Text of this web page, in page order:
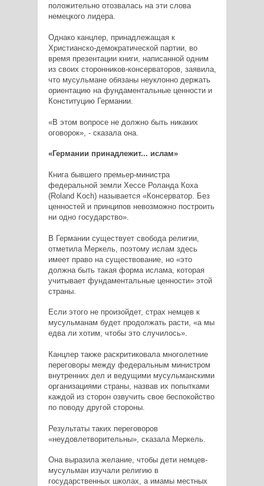
положительно отозвалась на эти слова
немецкого лидера.
Однако канцлер, принадлежащая к
Христианско-демократической партии, во
время презентации книги, написанной одним
из своих сторонников-консерваторов, заявила,
что мусульмане обязаны неуклонно держать
ориентацию на фундаментальные ценности и
Конституцию Германии.
«В этом вопросе не должно быть никаких
оговорок», - сказала она.
«Германии принадлежит... ислам»
Книга бывшего премьер-министра
федеральной земли Хессе Роланда Коха
(Roland Koch) называется «Консерватор. Без
ценностей и принципов невозможно построить
ни одно государство».
В Германии существует свобода религии,
отметила Меркель, поэтому ислам здесь
имеет право на существование, но «это
должна быть такая форма ислама, которая
учитывает фундаментальные ценности» этой
страны.
Если этого не произойдет, страх немцев к
мусульманам будет продолжать расти, «а мы
едва ли хотим, чтобы это случилось».
Канцлер также раскритиковала многолетние
переговоры между федеральным министром
внутренних дел и ведущими мусульманскими
организациями страны, назвав их попытками
каждой из сторон озвучить свое беспокойство
по поводу другой стороны.
Результаты таких переговоров
«неудовлетворительны», сказала Меркель.
Она выразила желание, чтобы дети немцев-
мусульман изучали религию в
государственных школах, а имамы местных